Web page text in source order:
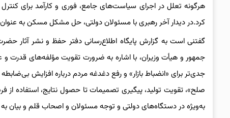
هرگونه تعلل در اجرای سیاست‌های جامع، فوری و کارآمد برای
کرد.در دیدار آخر رهبری با مسئولان دولتی،‌ حل مشکل مسکن به
جمهور و هیأت وزیران، با اشاره به ضرورت تقویت مؤلفه‌های قدرت
جدی‌تر برای «انضباط بازار» و رفع دغدغه مردم درباره افزایش
صلح»، تقویت تولید، پیگیری تصمیمات تا حصول نتایج، استفاده
به‌ویژه در دستگاه‌های دولتی و توجه مسئولان و اصحاب قلم و بیان